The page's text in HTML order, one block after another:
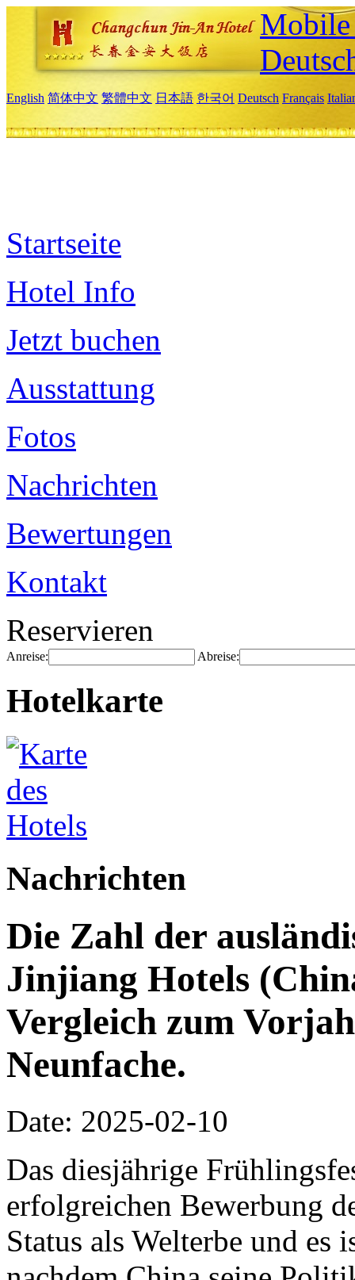
English 简体中文 繁體中文 日本語 한국어 Deutsch Français
Startseite
Hotel Info
Jetzt buchen
Ausstattung
Fotos
Nachrichten
Bewertungen
Kontakt
Reservieren
Anreise: Abreise:
Hotelkarte
Nachrichten
Die Zahl der
Jinjiang Hotels
Vergleich zum
Neunfache.
Date: 2025-02-10
Das diesjährige
erfolgreichen Bewerbung
Status als Welterbe und es